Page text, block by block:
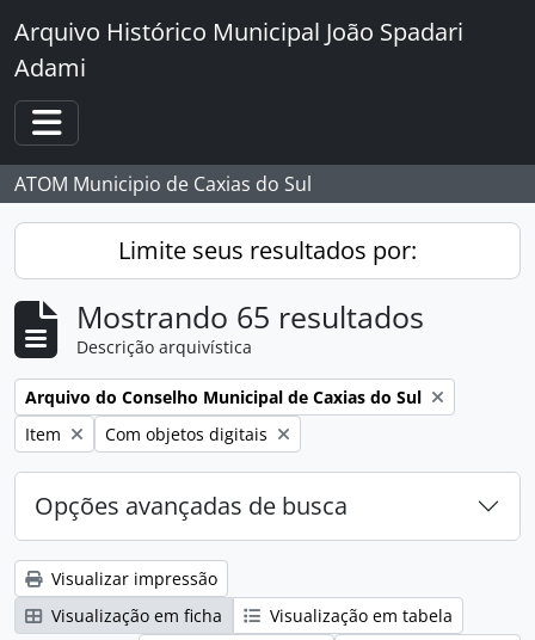
Skip to main content
Arquivo Histórico Municipal João Spadari
Adami
Toggle navigation
ATOM Municipio de Caxias do Sul
Limite seus resultados por:
Mostrando 65 resultados
Descrição arquivística
Remover filtro:
Arquivo do Conselho Municipal de Caxias do Sul
Remover filtro:
Item Remover filtro:
Com objetos digitais
Opções avançadas de busca
Visualizar impressão
Visualização em ficha
Visualização em tabela